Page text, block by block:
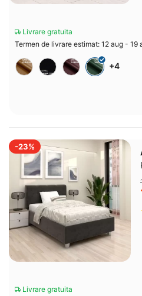
Livrare gratuita
Termen de livrare estimat: 12 aug - 19
+4
-23%
Livrare gratuita